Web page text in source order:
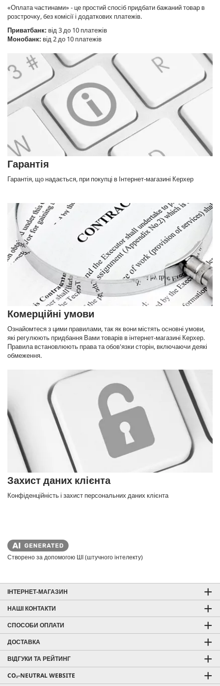
«Оплата частинами» - це простий спосіб придбати бажаний товар в
розстрочку, без комісії і додаткових платежів.
Приватбанк: від 3 до 10 платежів
Монобанк: від 2 до 10 платежів
Гарантія
Гарантія, що надається, при покупці в Інтернет-магазині Керхер
Комерційні умови
Ознайомтеся з цими правилами, так як вони містять основні умови,
які регулюють придбання Вами товарів в інтернет-магазині Керхер.
Правила встановлюють права та обов'язки сторін, включаючи деякі
обмеження.
Захист даних клієнта
Конфіденційність і захист персональних даних клієнта
Створено за допомогою ШІ (штучного інтелекту)
ІНТЕРНЕТ-МАГАЗИН
НАШІ КОНТАКТИ
СПОСОБИ ОПЛАТИ
ДОСТАВКА
ВІДГУКИ ТА РЕЙТИНГ
CO₂-NEUTRAL WEBSITE